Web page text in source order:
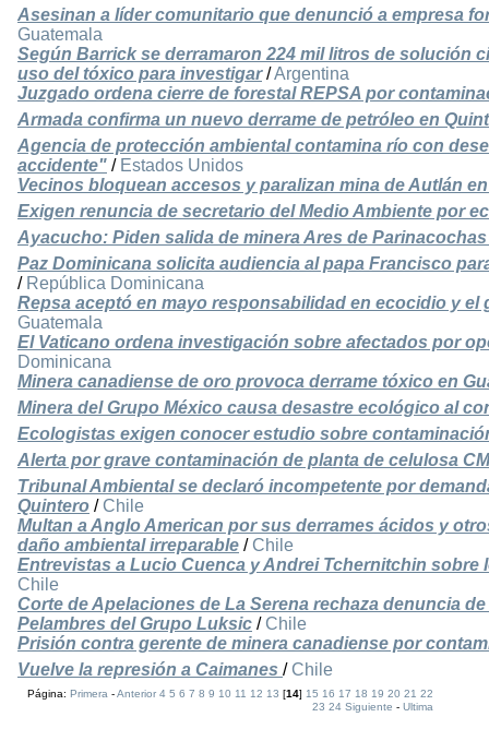
Asesinan a líder comunitario que denunció a empresa
Guatemala
Según Barrick se derramaron 224 mil litros de solución
uso del tóxico para investigar/Argentina
Juzgado ordena cierre de forestal REPSA por
Armada confirma un nuevo derrame de petróleo en
Agencia de protección ambiental contamina río con
accidente" / Estados Unidos
Vecinos bloquean accesos y paralizan mina de Autlán
Exigen renuncia de secretario del Medio Ambiente por
Ayacucho: Piden salida de minera Ares de
Paz Dominicana solicita audiencia al papa Francisco
/ República Dominicana
Repsa aceptó en mayo responsabilidad en ecocidio y
Guatemala
El Vaticano ordena investigación sobre afectados por
Dominicana
Minera canadiense de oro provoca derrame tóxico en
Minera del Grupo México causa desastre ecológico al
Ecologistas exigen conocer estudio sobre
Alerta por grave contaminación de planta de celulosa
Tribunal Ambiental se declaró incompetente por
Quintero / Chile
Multan a Anglo American por sus derrames ácidos y
daño ambiental irreparable / Chile
Entrevistas a Lucio Cuenca y Andrei Tchernitchin sobre
Chile
Corte de Apelaciones de La Serena rechaza denuncia
Pelambres del Grupo Luksic / Chile
Prisión contra gerente de minera canadiense por
Vuelve la represión a Caimanes / Chile
Página:Primera -Anterior 4 5 6 7 8 9 10 11 12 13 [14]15 16 17 18 19 20 21 22
23 24 Siguiente -Ultima